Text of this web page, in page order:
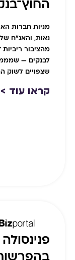
נאות, והאג"ח
מהציבור
לבנקים —
שצפויים לשוק
קראו עוד >